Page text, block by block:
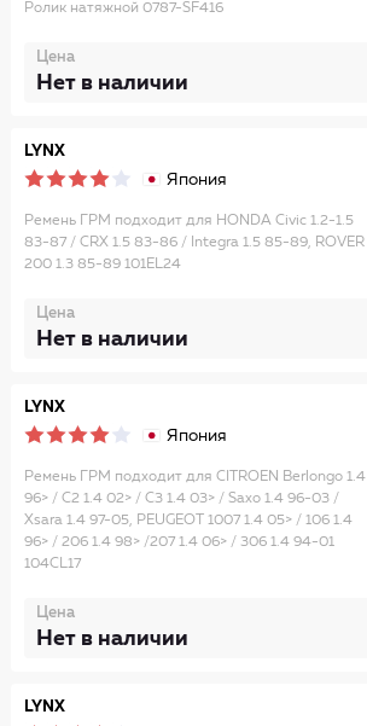
Ролик натяжной 0787-SF416
Цена
Нет в наличии
LYNX
Япония
Ремень ГРМ подходит для HONDA Civic 1.2-1.5
83-87 / CRX 1.5 83-86 / Integra 1.5 85-89, ROVER
200 1.3 85-89 101EL24
Цена
Нет в наличии
LYNX
Япония
Ремень ГРМ подходит для CITROEN Berlongo 1.4
96> / C2 1.4 02> / C3 1.4 03> / Saxo 1.4 96-03 /
Xsara 1.4 97-05, PEUGEOT 1007 1.4 05> / 106 1.4
96> / 206 1.4 98> /207 1.4 06> / 306 1.4 94-01
104CL17
Цена
Нет в наличии
LYNX